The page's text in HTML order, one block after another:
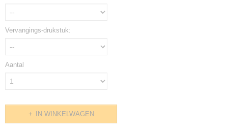
Vervangings-drukstuk:
Aantal
IN WINKELWAGEN